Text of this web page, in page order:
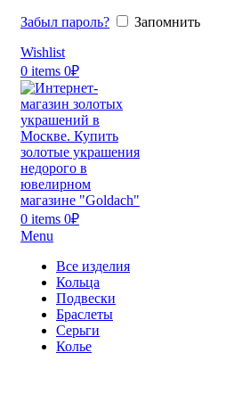
Забыл пароль?
Запомнить
Wishlist
0 items 0₽
0 items 0₽
Menu
Все изделия
Кольца
Подвески
Браслеты
Серьги
Колье